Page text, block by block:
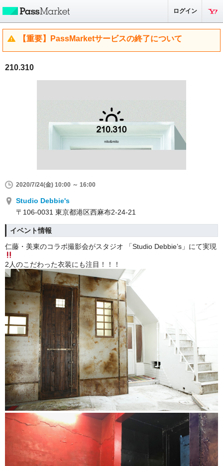
ログイン
【重要】PassMarketサービスの終了について
210.310
2020/7/24(金) 10:00 ～ 16:00
Studio Debbie's
〒106-0031 東京都港区西麻布2-24-21
イベント情報
仁藤・美東のコラボ撮影会がスタジオ 「Studio Debbie’s」にて実現
2人のこだわった衣装にも注目！！！